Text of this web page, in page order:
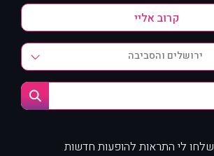
ירושלים והסביבה
שלחו לי התראות להופעות חדשות